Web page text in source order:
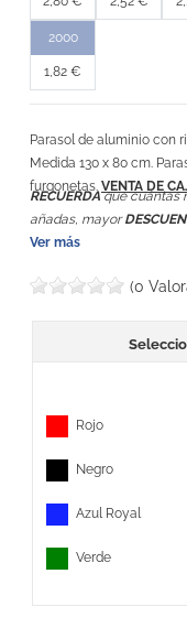
2000
1,82 €
Parasol de aluminio con
Medida 130 x 80 cm.
furgonetas. VENTA DE
RECUERDAque cuántas
añadas, mayor
Ver más
(0
Rojo
Negro
Azul Royal
Verde